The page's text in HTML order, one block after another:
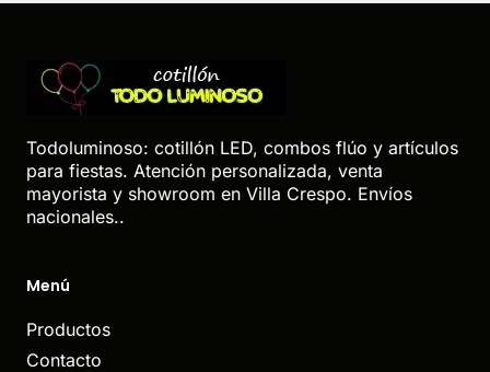
Todoluminoso: cotillón LED, combos flúo y artículos
para fiestas. Atención personalizada, venta
mayorista y showroom en Villa Crespo. Envíos
nacionales..
Menú
Productos
Contacto